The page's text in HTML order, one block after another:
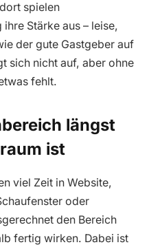
spielen
Stärke aus – leise,
der gute Gastgeber auf
sich nicht auf, aber ohne
fehlt.
längst
ist
viel Zeit in Website,
oder
den Bereich
fertig wirken. Dabei ist